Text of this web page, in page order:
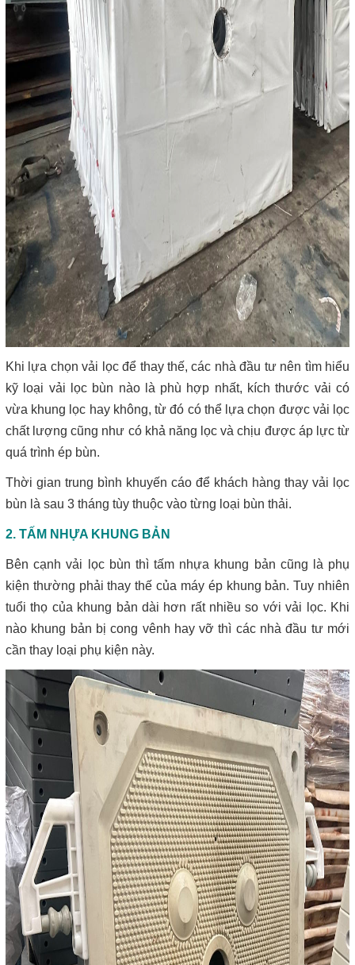
Khi lựa chọn vải lọc để thay thế, các nhà đầu tư nên tìm hiểu
kỹ loại vải lọc bùn nào là phù hợp nhất, kích thước vải có
vừa khung lọc hay không, từ đó có thể lựa chọn được vải lọc
chất lượng cũng như có khả năng lọc và chịu được áp lực từ
quá trình ép bùn.
Thời gian trung bình khuyến cáo để khách hàng thay vải lọc
bùn là sau 3 tháng tùy thuộc vào từng loại bùn thải.
2. TẤM NHỰA KHUNG BẢN
Bên cạnh vải lọc bùn thì tấm nhựa khung bản cũng là phụ
kiện thường phải thay thế của máy ép khung bản. Tuy nhiên
tuổi thọ của khung bản dài hơn rất nhiều so với vải lọc. Khi
nào khung bản bị cong vênh hay vỡ thì các nhà đầu tư mới
cần thay loại phụ kiện này.